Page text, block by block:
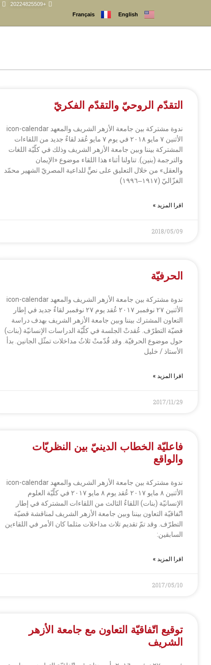
Français
+20224825509
التقدّم الروحيّ والتقدّم الفكريّ
ندوة مشتركة بين جامعة الأزهر الشريف والمعهد icon-calendar
الأثنين ٧ مايو ٢٠١٨ في يوم ٧ مايو عُقد لقاءٌ جديد من اللقاءات
المشتركة بيننا وبين جامعة الأزهر الشريف وذلك في كلّيّة اللغات
والترجمة (بنين). تناولنا أثناء هذا اللقاء موضوع «الإيمان
والعقل» من خلال التعليق على نصٍّ للداعية المصريّ الشهير محمّد
الغزّاليّ (١٩١٧‒١٩٩٦)
اقرا المزيد »
2018/05/09
الحرفيّة
ندوة مشتركة بين جامعة الأزهر الشريف والمعهد icon-calendar
الأثنين ٢٧ نوفمبر ٢٠١٧ عُقد يوم ٢٧ نوفمبر لقاءٌ جديد في إطار
التعاون المشترك بيننا وبين جامعة الأزهر الشريف بهدف دراسة
قضيّة التطرّف. عُقدتْ الجلسة في كلّيّة الدراسات الإنسانيّة (بنات)
حول موضوع الحرفيّة. وقد قُدّمتْ ثلاثُ مداخلات تمثّل الجانين. بدأ
الأستاذ / خليل
اقرا المزيد »
2017/11/29
فاعليّة الخطاب الدينيّ بين النظريّات
والواقع
ندوة مشتركة بين جامعة الأزهر الشريف والمعهد icon-calendar
الأثنين ٨ مايو ٢٠١٧ عُقد يوم ٨ مايو ٢٠١٧ في كلّيّة العلوم
الإنسانيّة (بنات) اللقاءٌ الثالث من اللقاءات المشتركة في إطار
اتّفاقيّة التعاون بيننا وبين جامعة الأزهر الشريف لمناقشة قضيّة
التطرّف. وقد تمّ تقديم تلاث مداخلات مثلما كان الأمر في اللقاءين
السابقين:
اقرا المزيد »
2017/05/10
توقيع اتّفاقيّة التعاون مع جامعة الأزهر
الشريف